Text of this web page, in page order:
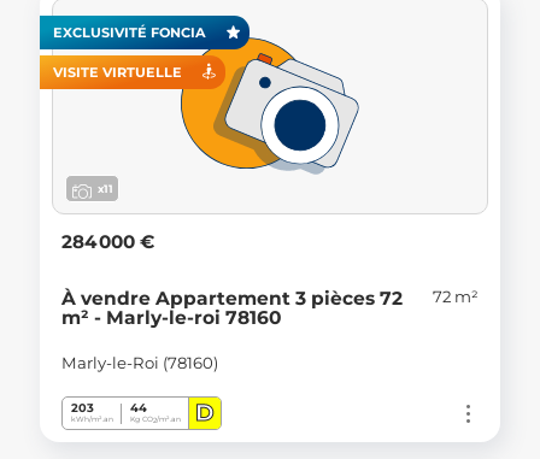
EXCLUSIVITÉ FONCIA
VISITE VIRTUELLE
x11
284 000 €
À vendre Appartement 3 pièces 72
m² - Marly-le-roi 78160
72 m²
Marly-le-Roi (78160)
203
kWh/m².an
44
Kg CO2/m².an D